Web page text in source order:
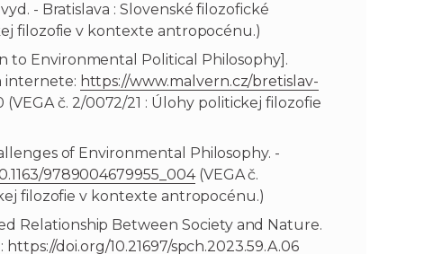
- Bratislava : Slovenské filozofické
filozofie v kontexte antropocénu.)
to Environmental Political Philosophy].
internete: https://www.malvern.cz/bretislav-
č. 2/0072/21 : Úlohy politickej filozofie
of Environmental Philosophy. -
9789004679955_004(VEGA č.
filozofie v kontexte antropocénu.)
Relationship Between Society and Nature.
https://doi.org/10.21697/spch.2023.59.A.06